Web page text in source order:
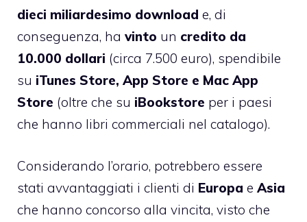
dieci miliardesimo download e, di
conseguenza, ha vinto un credito da
10.000 dollari (circa 7.500 euro), spendibile
su iTunes Store, App Store e Mac App
Store (oltre che su iBookstore per i paesi
che hanno libri commerciali nel catalogo).
Considerando l’orario, potrebbero essere
stati avvantaggiati i clienti di Europa e Asia
che hanno concorso alla vincita, visto che